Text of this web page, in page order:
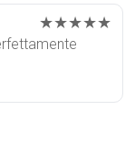
★★★★★